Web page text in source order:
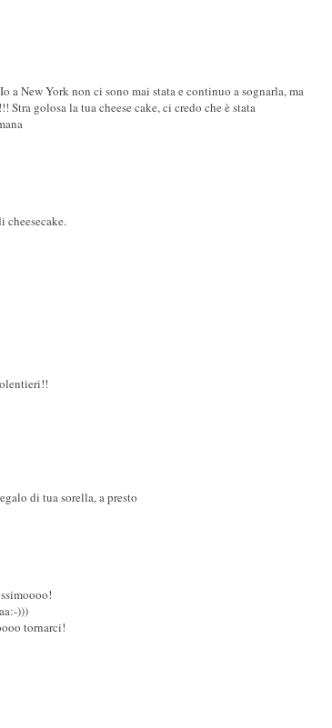
a New York non ci sono mai stata e continuo a sognarla, ma
Stra golosa la tua cheese cake, ci credo che è stata
cheesecake.
di tua sorella, a presto
)))
tornarci!